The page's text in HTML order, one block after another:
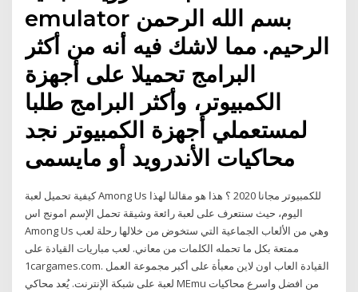
emulator بسم الله الرحمن
الرحيم. مما لاشك فيه أنه من أكثر
البرامج تحميلا على أجهزة
الكمبيوتر، وأكثر البرامج طلبا
لمستعملي أجهزة الكمبيوتر نجد
محاكيات الأندرويد أو مايسمى
كيفية تحميل لعبة Among Us للكمبيوتر مجانا 2020 ؟ هذا هو مقالنا لهذا
اليوم، حيث سنتعرف على لعبة رائعة وشيقة تحمل الإسم امونج اس
Among Us وهي من الألعاب الجماعية التي ستخوض من خلالها رحلة لعب
ممتعة بكل ما تحمله الكلمات من معاني. لعب مباريات القيادة على
1cargames.com. القيادة العاب اون لاين معبأة على أكبر مجموعة العمل
لعبة على شبكة الإنترنت. يُعد محاكي MEmu من افضل واسرع محاكيات